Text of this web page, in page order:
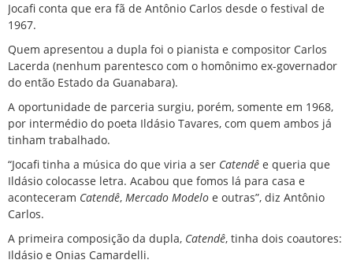
Jocafi conta que era fã de Antônio Carlos desde o festival de
1967.
Quem apresentou a dupla foi o pianista e compositor Carlos
Lacerda (nenhum parentesco com o homônimo ex-governador
do então Estado da Guanabara).
A oportunidade de parceria surgiu, porém, somente em 1968,
por intermédio do poeta Ildásio Tavares, com quem ambos já
tinham trabalhado.
“Jocafi tinha a música do que viria a ser Catendê e queria que
Ildásio colocasse letra. Acabou que fomos lá para casa e
aconteceram Catendê, Mercado Modelo e outras”, diz Antônio
Carlos.
A primeira composição da dupla, Catendê, tinha dois coautores:
Ildásio e Onias Camardelli.